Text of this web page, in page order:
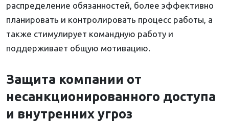
распределение обязанностей, более эффективно
планировать и контролировать процесс работы, а
также стимулирует командную работу и
поддерживает общую мотивацию.
Защита компании от
несанкционированного доступа
и внутренних угроз